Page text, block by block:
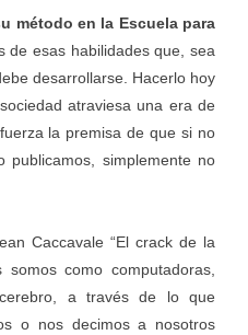
método en la Escuela para
de esas habilidades que, sea
desarrollarse. Hacerlo hoy
atraviesa una era de
la premisa de que si no
simplemente no
Caccavale “El crack de la
como computadoras,
a través de lo que
o nos decimos a nosotros